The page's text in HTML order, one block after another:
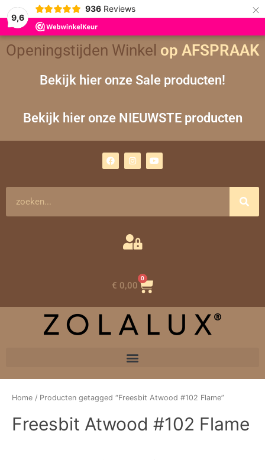
9,6
936 Reviews ×
Openingstijden Winkel op AFSPRAAK
Bekijk hier onze Sale producten!
Bekijk hier onze NIEUWSTE producten
a
c
n
s
m
o
u
€ 0,00
0
Winkelwagen
Home / Producten getagged “Freesbit Atwood #102 Flame”
Freesbit Atwood #102 Flame
Gesorteerd
op
nieuwste